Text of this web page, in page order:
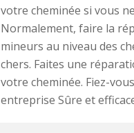
votre cheminée si vous
Normalement, faire la
mineurs au niveau des
chers. Faites une
votre cheminée. Fiez-
entreprise Sûre et